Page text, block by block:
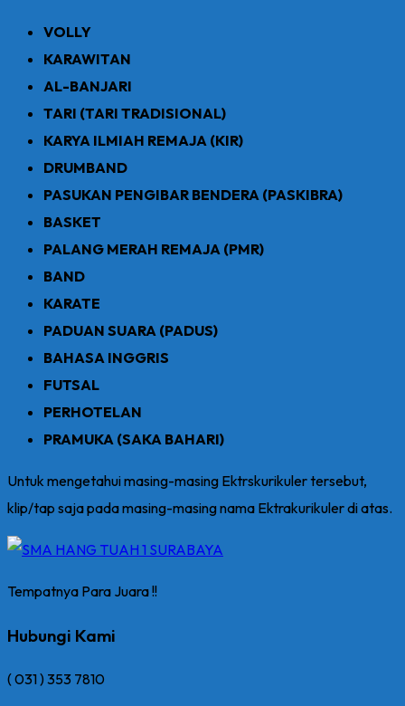
VOLLY
KARAWITAN
AL-BANJARI
TARI (TARI TRADISIONAL)
KARYA ILMIAH REMAJA (KIR)
DRUMBAND
PASUKAN PENGIBAR BENDERA (PASKIBRA)
BASKET
PALANG MERAH REMAJA (PMR)
BAND
KARATE
PADUAN SUARA (PADUS)
BAHASA INGGRIS
FUTSAL
PERHOTELAN
PRAMUKA (SAKA BAHARI)
Untuk mengetahui masing-masing Ektrskurikuler tersebut,
klip/tap saja pada masing-masing nama Ektrakurikuler di atas.
Tempatnya Para Juara !!
Hubungi Kami
( 031 ) 353 7810